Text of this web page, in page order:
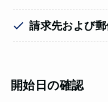
請求先および
開始日の確認